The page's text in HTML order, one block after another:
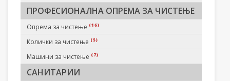
ПРОФЕСИОНАЛНА ОПРЕМА ЗА ЧИСТЕЊЕ
Опрема за чистење (16)
Колички за чистење (5)
Машини за чистење (7)
САНИТАРИИ